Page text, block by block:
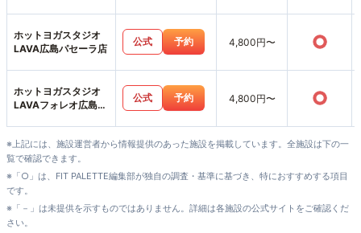
ホットヨガスタジオ
LAVA広島パセーラ店
公式 予約 4,800円〜 ○
ホットヨガスタジオ
LAVAフォレオ広島東
公式 予約 4,800円〜 ○
※上記には、施設運営者から情報提供のあった施設を掲載しています。全施設は下の一
覧で確認できます。
※「○」は、FIT PALETTE編集部が独自の調査・基準に基づき、特におすすめする項目
です。
※「－」は未提供を示すものではありません。詳細は各施設の公式サイトをご確認くだ
さい。